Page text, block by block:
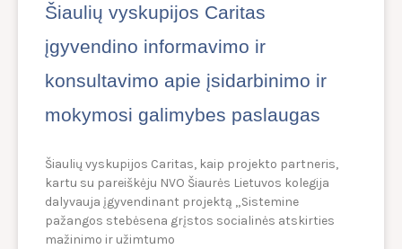
Šiaulių vyskupijos Caritas
įgyvendino informavimo ir
konsultavimo apie įsidarbinimo ir
mokymosi galimybes paslaugas
Šiaulių vyskupijos Caritas, kaip projekto partneris,
kartu su pareiškėju NVO Šiaurės Lietuvos kolegija
dalyvauja įgyvendinant projektą „Sistemine
pažangos stebėsena grįstos socialinės atskirties
mažinimo ir užimtumo